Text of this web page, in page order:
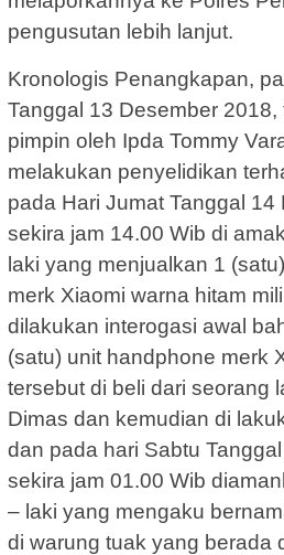
pengusutan lebih lanjut.
Kronologis Penangkapan,
Tanggal 13 Desember
pimpin oleh Ipda Tommy
melakukan penyelidikan
pada Hari Jumat Tanggal 14
sekira jam 14.00 Wib di
laki yang menjualkan 1
merk Xiaomi warna hitam
dilakukan interogasi awal
(satu) unit handphone merk
tersebut di beli dari seorang
Dimas dan kemudian di
dan pada hari Sabtu
sekira jam 01.00 Wib
– laki yang mengaku
di warung tuak yang berada